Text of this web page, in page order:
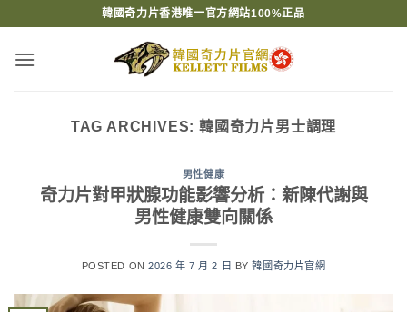
content
韓國奇力片香港唯一官方網站100%正品
TAG ARCHIVES: 韓國奇力片男士調理
男性健康
奇力片對甲狀腺功能影響分析：新陳代謝與
男性健康雙向關係
POSTED ON2026 年 7 月 2 日 BY韓國奇力片官網